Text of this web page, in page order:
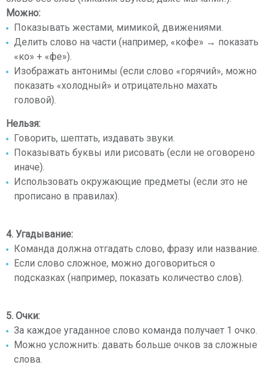
Можно:
Показывать жестами, мимикой, движениями.
Делить слово на части (например, «кофе» → показать
«ко» + «фе»).
Изображать антонимы (если слово «горячий», можно
показать «холодный» и отрицательно махать
головой).
Нельзя:
Говорить, шептать, издавать звуки.
Показывать буквы или рисовать (если не оговорено
иначе).
Использовать окружающие предметы (если это не
прописано в правилах).
4. Угадывание:
Команда должна отгадать слово, фразу или название.
Если слово сложное, можно договориться о
подсказках (например, показать количество слов).
5. Очки:
За каждое угаданное слово команда получает 1 очко.
Можно усложнить: давать больше очков за сложные
слова.